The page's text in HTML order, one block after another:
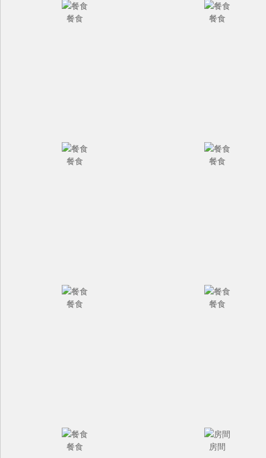
餐食 餐食
餐食 餐食
餐食 餐食
餐食 房間